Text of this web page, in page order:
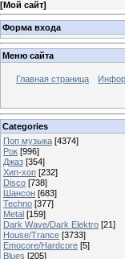
[Мой сайт]
Форма входа
Меню сайта
Главная страница
Categories
Поп музыка [4374]
Рок [996]
Джаз [354]
Хип-хоп [232]
Disco [738]
Шансон [683]
Techno [377]
Metal [159]
Dark Wave/Dark Elektro [21]
House/Trance [3733]
Emocore/Hardcore [5]
Blues [205]